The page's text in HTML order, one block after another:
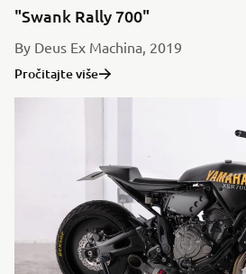
"Swank Rally 700"
By Deus Ex Machina, 2019
Pročitajte više